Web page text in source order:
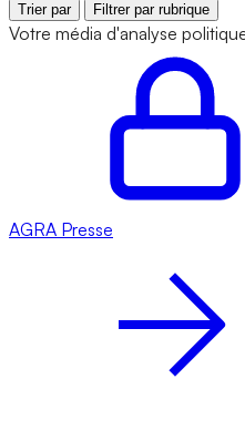
Trier par Filtrer par rubrique
Votre média d'analyse
AGRA Presse